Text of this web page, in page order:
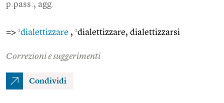
p.pass., agg.
=> 1dialettizzare , 2dialettizzare, dialettizzarsi
Correzioni e suggerimenti
Condividi